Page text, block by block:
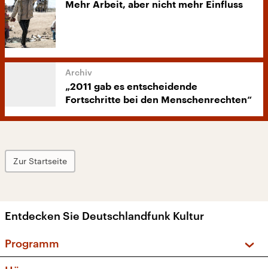
Mehr Arbeit, aber nicht mehr Einfluss
„2011 gab es entscheidende
Fortschritte bei den Menschenrechten“
Zur Startseite
Entdecken Sie Deutschlandfunk Kultur
Programm